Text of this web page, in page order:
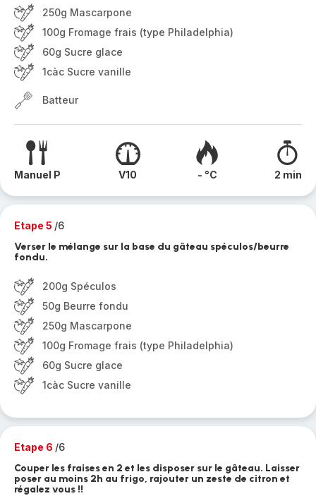
250g Mascarpone
100g Fromage frais (type Philadelphia)
60g Sucre glace
1càc Sucre vanille
Batteur
Manuel P V10 - °C 2 min
Etape 5 /6
Verser le mélange sur la base du gâteau spéculos/beurre
fondu.
200g Spéculos
50g Beurre fondu
250g Mascarpone
100g Fromage frais (type Philadelphia)
60g Sucre glace
1càc Sucre vanille
Etape 6 /6
Couper les fraises en 2 et les disposer sur le gâteau. Laisser
poser au moins 2h au frigo, rajouter un zeste de citron et
régalez vous !!